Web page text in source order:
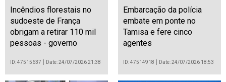
Incêndios florestais no
sudoeste de França
obrigam a retirar 110 mil
pessoas - governo
ID: 47515637 Date: 24/07/2026 21:38
Embarcação da polícia
embate em ponte no
Tamisa e fere cinco
agentes
ID: 47514918 Date: 24/07/2026 18:53